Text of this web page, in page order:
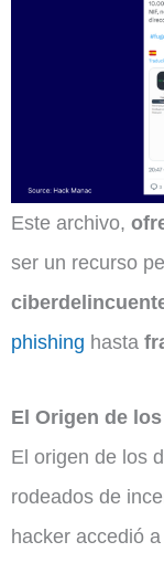
Este archivo,
ser un recurso
phishing hasta
El Origen de
El origen de los
rodeados de
hacker accedió